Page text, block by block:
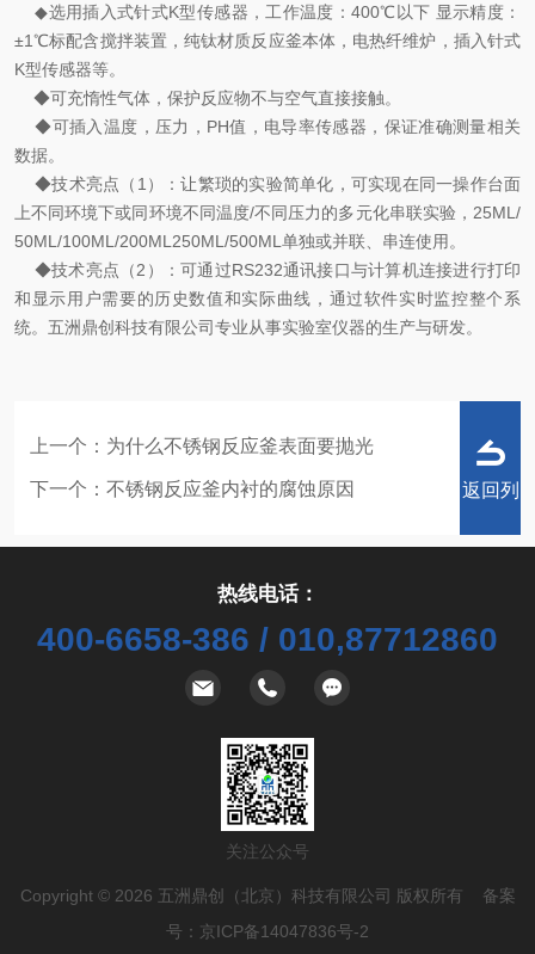
◆选用插入式针式K型传感器，工作温度：400℃以下 显示精度：
±1℃标配含搅拌装置，纯钛材质反应釜本体，电热纤维炉，插入针式
K型传感器等。
◆可充惰性气体，保护反应物不与空气直接接触。
◆可插入温度，压力，PH值，电导率传感器，保证准确测量相关
数据。
◆技术亮点（1）：让繁琐的实验简单化，可实现在同一操作台面
上不同环境下或同环境不同温度/不同压力的多元化串联实验，25ML/
50ML/100ML/200ML250ML/500ML单独或并联、串连使用。
◆技术亮点（2）：可通过RS232通讯接口与计算机连接进行打印
和显示用户需要的历史数值和实际曲线，通过软件实时监控整个系
统。五洲鼎创科技有限公司专业从事实验室仪器的生产与研发。
上一个： 为什么不锈钢反应釜表面要抛光
下一个： 不锈钢反应釜内衬的腐蚀原因 返回列
热线电话：
400-6658-386 / 010,87712860
关注公众号
Copyright © 2026 五洲鼎创（北京）科技有限公司 版权所有 备案
号： 京ICP备14047836号-2